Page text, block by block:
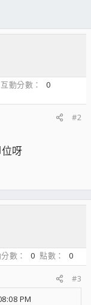
互動分數
0
#2
呀
數 0 點數
0
#3
PM